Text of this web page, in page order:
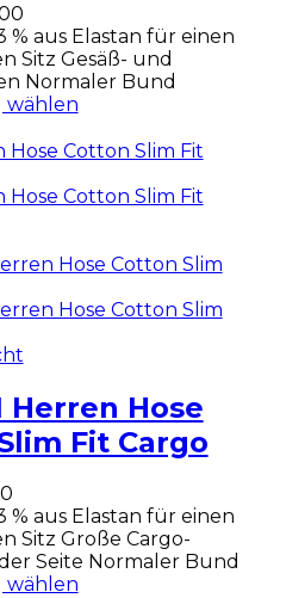
% aus Elastan für einen
Sitz Gesäß- und
Normaler Bund
wählen
Herren Hose
Fit Cargo
% aus Elastan für einen
Sitz Große Cargo-
Seite Normaler Bund
wählen